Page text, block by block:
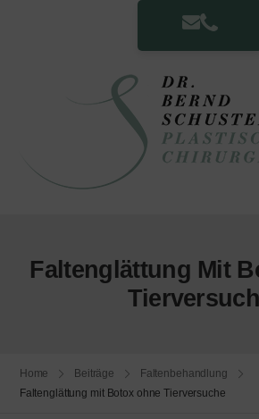
Faltenglättung Mit
Home Beiträge
Faltenbehandlung
Faltenglättung mit Botox ohne Tierversuche